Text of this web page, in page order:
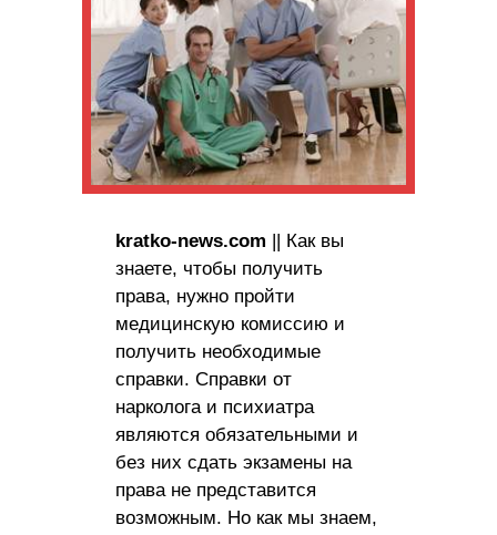
kratko-news.com || Как вы
знаете, чтобы получить
права, нужно пройти
медицинскую комиссию и
получить необходимые
справки. Справки от
нарколога и психиатра
являются обязательными и
без них сдать экзамены на
права не представится
возможным. Но как мы знаем,